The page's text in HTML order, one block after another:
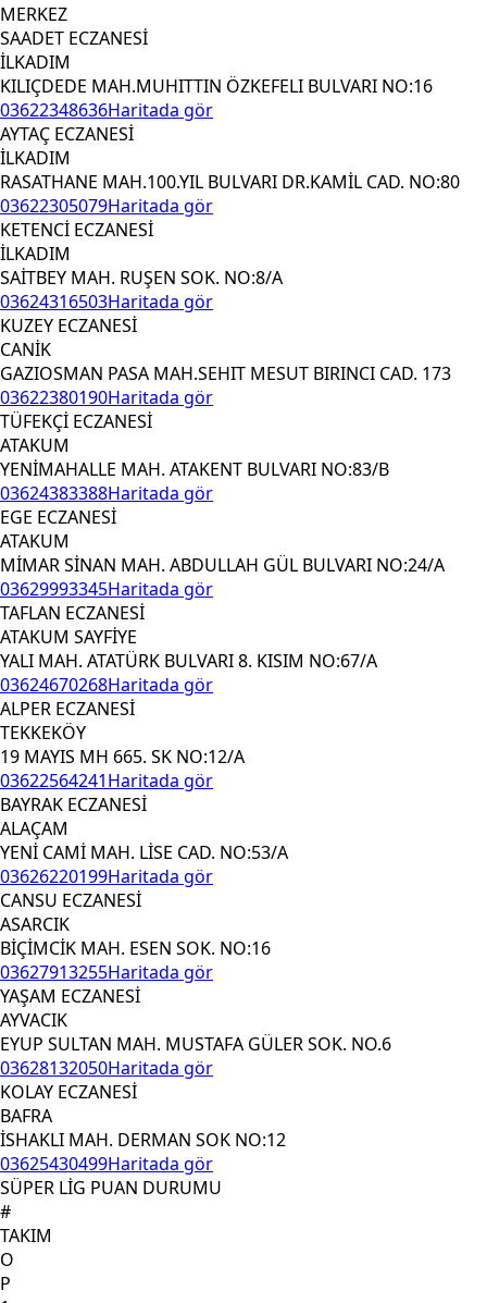
MERKEZ
SAADET ECZANESİ
İLKADIM
KILIÇDEDE MAH.MUHITTIN ÖZKEFELI BULVARI NO:16
03622348636Haritada gör
AYTAÇ ECZANESİ
İLKADIM
RASATHANE MAH.100.YIL BULVARI DR.KAMİL CAD. NO:80
03622305079Haritada gör
KETENCİ ECZANESİ
İLKADIM
SAİTBEY MAH. RUŞEN SOK. NO:8/A
03624316503Haritada gör
KUZEY ECZANESİ
CANİK
GAZIOSMAN PASA MAH.SEHIT MESUT BIRINCI CAD. 173
03622380190Haritada gör
TÜFEKÇİ ECZANESİ
ATAKUM
YENİMAHALLE MAH. ATAKENT BULVARI NO:83/B
03624383388Haritada gör
EGE ECZANESİ
ATAKUM
MİMAR SİNAN MAH. ABDULLAH GÜL BULVARI NO:24/A
03629993345Haritada gör
TAFLAN ECZANESİ
ATAKUM SAYFİYE
YALI MAH. ATATÜRK BULVARI 8. KISIM NO:67/A
03624670268Haritada gör
ALPER ECZANESİ
TEKKEKÖY
19 MAYIS MH 665. SK NO:12/A
03622564241Haritada gör
BAYRAK ECZANESİ
ALAÇAM
YENİ CAMİ MAH. LİSE CAD. NO:53/A
03626220199Haritada gör
CANSU ECZANESİ
ASARCIK
BİÇİMCİK MAH. ESEN SOK. NO:16
03627913255Haritada gör
YAŞAM ECZANESİ
AYVACIK
EYUP SULTAN MAH. MUSTAFA GÜLER SOK. NO.6
03628132050Haritada gör
KOLAY ECZANESİ
BAFRA
İSHAKLI MAH. DERMAN SOK NO:12
03625430499Haritada gör
SÜPER LİG PUAN DURUMU
#
TAKIM
O
P